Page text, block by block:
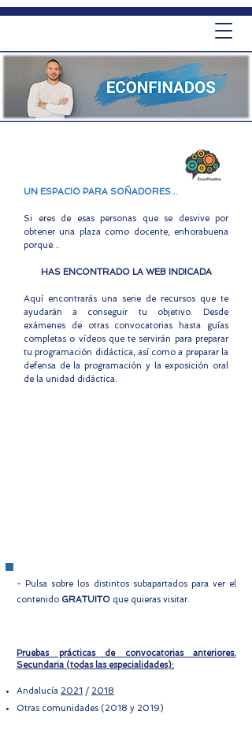
UN ESPACIO PARA SOÑADORES...
Si eres de esas personas que se desvive por
obtener una plaza como docente, enhorabuena
porque...
HAS ENCONTRADO LA WEB INDICADA
Aquí encontrarás una serie de recursos que te
ayudarán a conseguir tu objetivo. Desde
exámenes de otras convocatorias hasta guías
completas o vídeos que te servirán para preparar
tu programación didáctica, así como a preparar la
defensa de la programación y la exposición oral
de la unidad didáctica.
- Pulsa sobre los distintos subapartados para ver el
contenido GRATUITO que quieras visitar.
Pruebas prácticas de convocatorias anteriores.
Secundaria (todas las especialidades):
Andalucía 2021 / 2018
Otras comunidades (2018 y 2019)